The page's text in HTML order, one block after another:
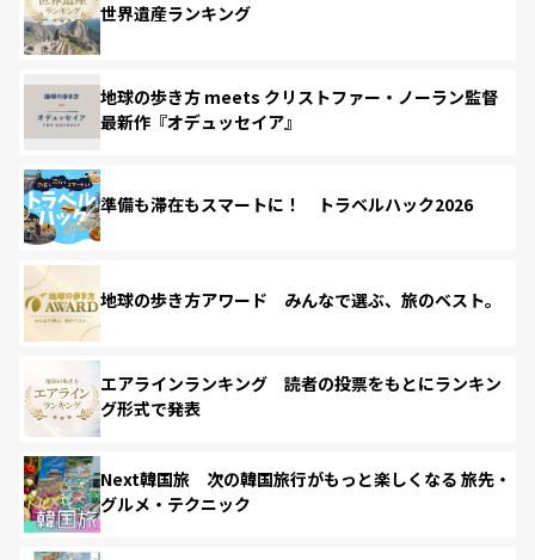
世界遺産ランキング
地球の歩き方 meets クリストファー・ノーラン監督
最新作『オデュッセイア』
準備も滞在もスマートに！ トラベルハック2026
地球の歩き方アワード みんなで選ぶ、旅のベスト。
エアラインランキング 読者の投票をもとにランキン
グ形式で発表
Next韓国旅 次の韓国旅行がもっと楽しくなる 旅先・
グルメ・テクニック